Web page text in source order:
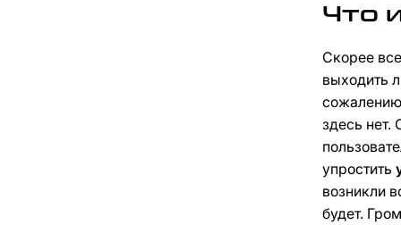
Что
Скорее
выходить
здесь нет.
упростить
возникли
будет.